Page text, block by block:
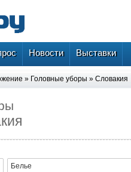
Новости Выставки
» Головные уборы » Словакия
Белье